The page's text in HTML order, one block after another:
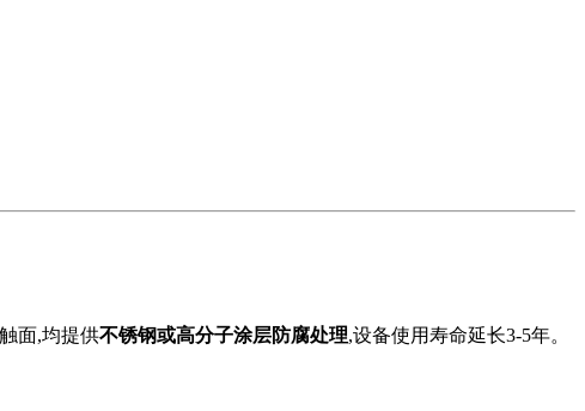
面,均提供不锈钢或高分子涂层防腐处理,设备使用寿命延长3-5年。